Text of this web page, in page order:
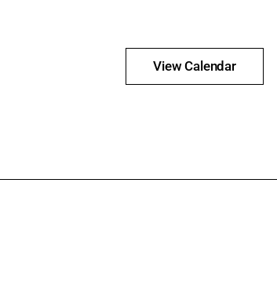
View Calendar